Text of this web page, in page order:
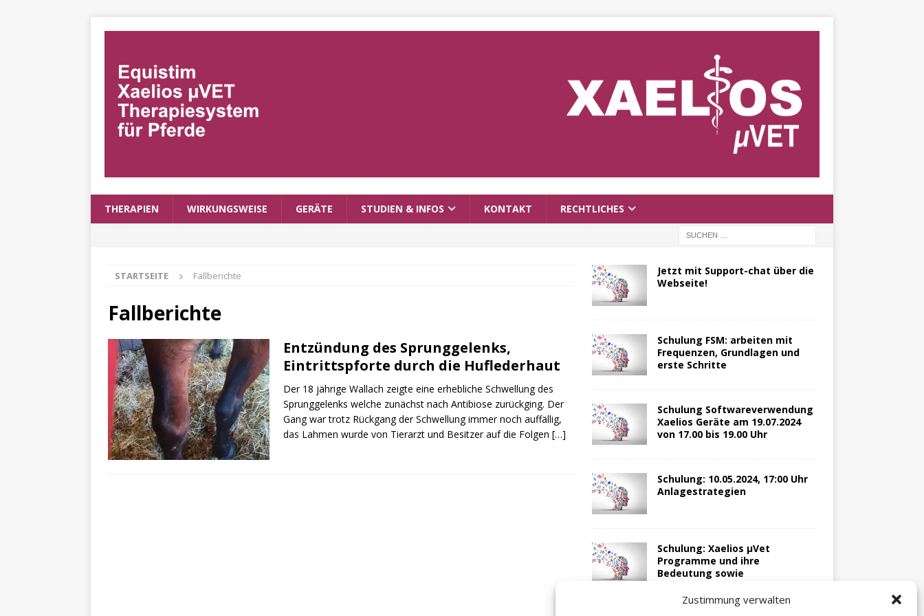
Zustimmung verwalten
THERAPIEN WIRKUNGSWEISE GERÄTE STUDIEN & INFOS KONTAKT RECHTLICHES
STARTSEITE Fallberichte
Fallberichte
Entzündung des Sprunggelenks,
Eintrittspforte durch die Huflederhaut
Der 18 jährige Wallach zeigte eine erhebliche Schwellung des
Sprunggelenks welche zunächst nach Antibiose zurückging. Der
Gang war trotz Rückgang der Schwellung immer noch auffällig,
das Lahmen wurde von Tierarzt und Besitzer auf die Folgen […]
Jetzt mit Support-chat über die
Webseite!
Schulung FSM: arbeiten mit
Frequenzen, Grundlagen und
erste Schritte
Schulung Softwareverwendung
Xaelios Geräte am 19.07.2024
von 17.00 bis 19.00 Uhr
Schulung: 10.05.2024, 17:00 Uhr
Anlagestrategien
Schulung: Xaelios µVet
Programme und ihre
Bedeutung sowie
17:00 Uhr